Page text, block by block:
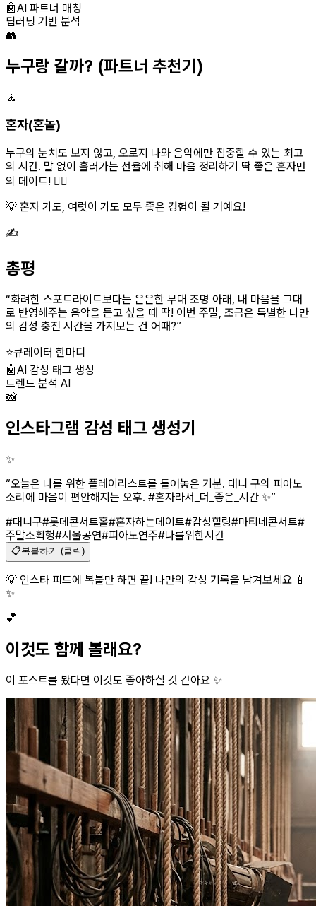
🤖AI 파트너 매칭
딥러닝 기반 분석
👥
누구랑 갈까? (파트너 추천기)
🧘
혼자(혼놀)
누구의 눈치도 보지 않고, 오로지 나와 음악에만 집중할 수 있는 최고
의 시간. 말 없이 흘러가는 선율에 취해 마음 정리하기 딱 좋은 혼자만
의 데이트! 🧘‍♀️
💡 혼자 가도, 여럿이 가도 모두 좋은 경험이 될 거예요!
✍️
총평
“화려한 스포트라이트보다는 은은한 무대 조명 아래, 내 마음을 그대
로 반영해주는 음악을 듣고 싶을 때 딱! 이번 주말, 조금은 특별한 나만
의 감성 충전 시간을 가져보는 건 어때?”
⭐큐레이터 한마디
🤖AI 감성 태그 생성
트렌드 분석 AI
📸
인스타그램 감성 태그 생성기
✨
“오늘은 나를 위한 플레이리스트를 틀어놓은 기분. 대니 구의 피아노
소리에 마음이 편안해지는 오후. #혼자라서_더_좋은_시간 ✨”
#대니구#롯데콘서트홀#혼자하는데이트#감성힐링#마티네콘서트#
주말소확행#서울공연#피아노연주#나를위한시간
📋복붙하기 (클릭)
💡 인스타 피드에 복붙만 하면 끝! 나만의 감성 기록을 남겨보세요 📱
✨
💕
이것도 함께 볼래요?
이 포스트를 봤다면 이것도 좋아하실 것 같아요 ✨